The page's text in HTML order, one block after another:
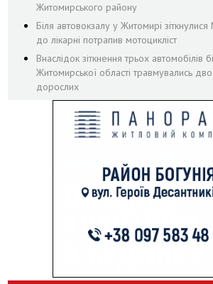
Житомирського району
Біля автовокзалу у Житомирі
до лікарні потрапив мотоцикліст
Внаслідок зіткнення трьох автомобілів
Житомирської області травмувались
дорослих